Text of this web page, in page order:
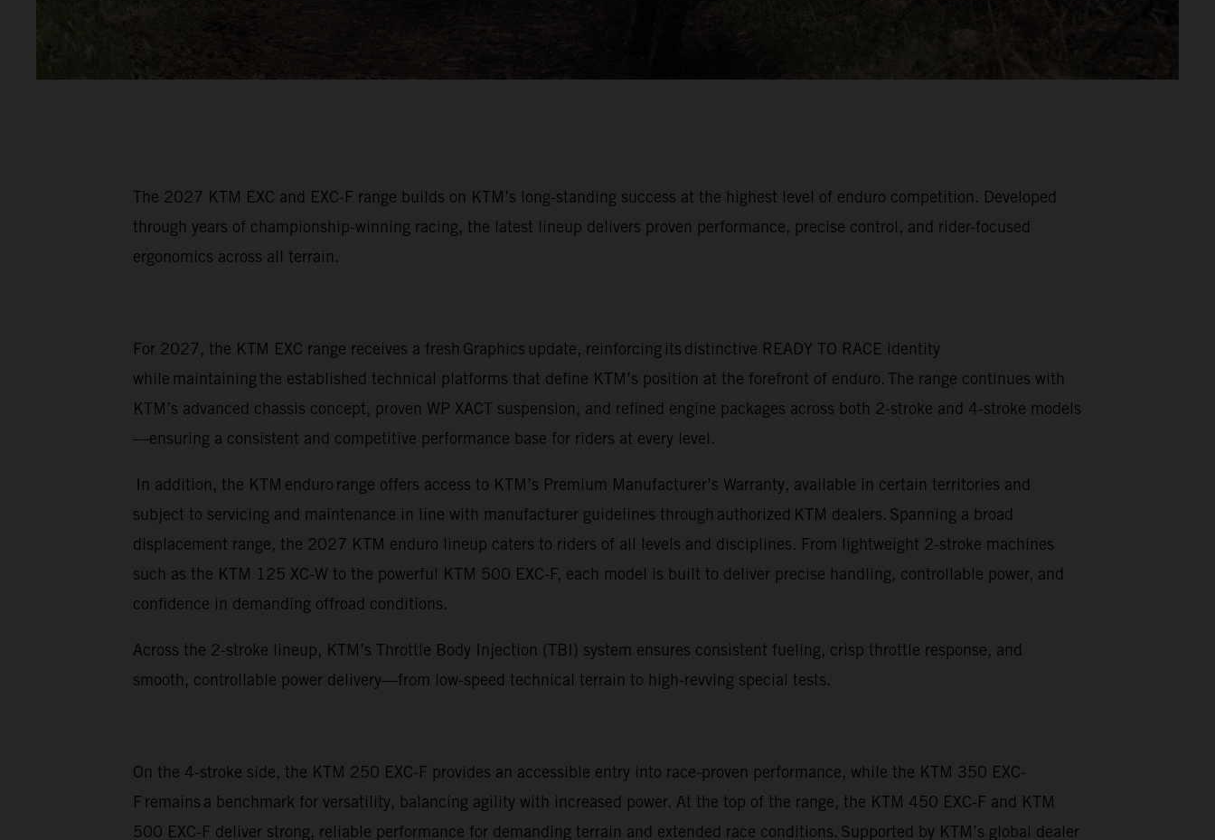
The 2027 KTM EXC and EXC-F range builds on KTM’s long-standing success at the highest level of enduro competition. Developed
through years of championship-winning racing, the latest lineup delivers proven performance, precise control, and rider-focused
ergonomics across all terrain.
For 2027, the KTM EXC range receives a fresh Graphics update, reinforcing its distinctive READY TO RACE identity
while maintaining the established technical platforms that define KTM’s position at the forefront of enduro. The range continues with
KTM’s advanced chassis concept, proven WP XACT suspension, and refined engine packages across both 2-stroke and 4-stroke models
—ensuring a consistent and competitive performance base for riders at every level.
In addition, the KTM enduro range offers access to KTM’s Premium Manufacturer’s Warranty, available in certain territories and
subject to servicing and maintenance in line with manufacturer guidelines through authorized KTM dealers. Spanning a broad
displacement range, the 2027 KTM enduro lineup caters to riders of all levels and disciplines. From lightweight 2-stroke machines
such as the KTM 125 XC-W to the powerful KTM 500 EXC-F, each model is built to deliver precise handling, controllable power, and
confidence in demanding offroad conditions.
Across the 2-stroke lineup, KTM’s Throttle Body Injection (TBI) system ensures consistent fueling, crisp throttle response, and
smooth, controllable power delivery—from low-speed technical terrain to high-revving special tests.
On the 4-stroke side, the KTM 250 EXC-F provides an accessible entry into race-proven performance, while the KTM 350 EXC-
F remains a benchmark for versatility, balancing agility with increased power. At the top of the range, the KTM 450 EXC-F and KTM
500 EXC-F deliver strong, reliable performance for demanding terrain and extended race conditions. Supported by KTM’s global dealer